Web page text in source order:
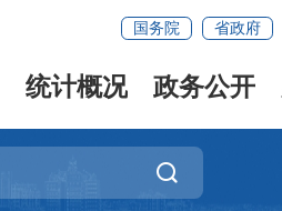
国务院 省政府
统计概况 政务公开